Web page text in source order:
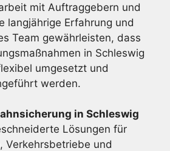
mit Auftraggebern und
langjährige Erfahrung und
Team gewährleisten, dass
in Schleswig
umgesetzt und
werden.
in Schleswig
Lösungen für
Verkehrsbetriebe und